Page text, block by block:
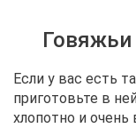
Говяжьи
Если у вас есть
приготовьте в
хлопотно и очень